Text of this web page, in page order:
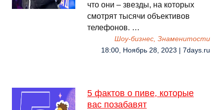
что они – звезды, на которых
смотрят тысячи объективов
телефонов. …
Шоу-бизнес, Знаменитости
18:00, Ноябрь 28, 2023 | 7days.ru
5 фактов о пиве, которые
вас позабавят